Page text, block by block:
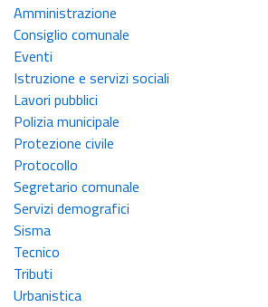
Amministrazione
Consiglio comunale
Eventi
Istruzione e servizi sociali
Lavori pubblici
Polizia municipale
Protezione civile
Protocollo
Segretario comunale
Servizi demografici
Sisma
Tecnico
Tributi
Urbanistica